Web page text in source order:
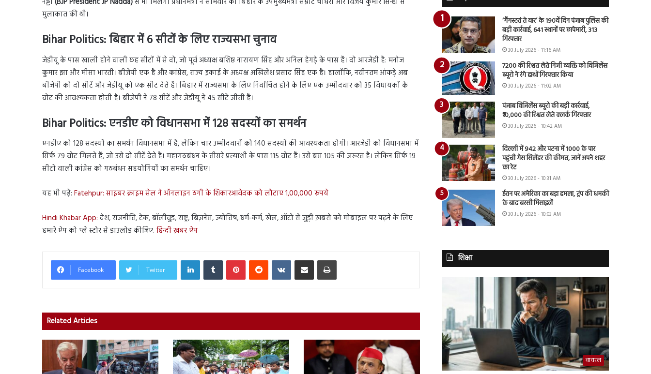
मुलाकात की थी।
Bihar Politics: बिहार में 6 सीटों के लिए राज्यसभा चुनाव
जेडीयू के पास खाली होने वाली छह सीटों में से दो, जो पूर्व अध्यक्ष बशिष्ठ नारायण सिंह और अनिल हेगड़े के पास हैं। दो आरजेडी हैं: मनोज
कुमार झा और मीसा भारती। बीजेपी एक है और कांग्रेस, राज्य इकाई के अध्यक्ष अखिलेश प्रसाद सिंह एक है। हालाँकि, नवीनतम आंकड़े अब
बीजेपी को दो सीटें और जेडीयू को एक सीट देते हैं। बिहार में राज्यसभा के लिए निर्वाचित होने के लिए एक उम्मीदवार को 35 विधायकों के
वोट की आवश्यकता होती है। बीजेपी ने 78 सीटें और जेडीयू ने 45 सीटें जीती हैं।
Bihar Politics:एनडीए को विधानसभा में 128 सदस्यों का समर्थन
एनडीए को 128 सदस्यों का समर्थन विधानसभा में है, लेकिन चार उम्मीदवारों को 140 सदस्यों की आवश्यकता होगी। आरजेडी को विधानसभा में
सिर्फ 79 वोट मिलते हैं, जो उसे दो सीटें देते हैं। महागठबंधन के तीसरे प्रत्याशी के पास 115 वोट हैं। उसे बस 105 की जरूरत है। लेकिन सिर्फ 19
सीटों वाली कांग्रेस को गठबंधन सहयोगियों का समर्थन चाहिए।
यह भी पढ़ें: Fatehpur: साइबर क्राइम सेल ने ऑनलाइन ठगी के शिकारआवेदक को लौटाए 1,00,000 रूपये
Hindi Khabar App: देश, राजनीति, टेक, बॉलीवुड, राष्ट्र, बिज़नेस, ज्योतिष, धर्म-कर्म, खेल, ऑटो से जुड़ी ख़बरो को मोबाइल पर पढ़ने के लिए
हमारे ऐप को प्ले स्टोर से डाउलोड कीजिए. हिन्दी ख़बर ऐप
Facebook Twitter
LinkedInTumblr PinterestReddit VKontakteShare via Email Print
Related Articles
‘गैंगस्टरां ते वार’ के 190वें दिन पंजाब पुलिस की
बड़ी कार्रवाई, 641 स्थानों पर छापेमारी, 313
गिरफ्तार
30 July 2026 - 11:16 AM
7200 की रिश्वत लेते निजी व्यक्ति को विजिलेंस
ब्यूरो ने रंगे हाथों गिरफ्तार किया
30 July 2026 - 11:02 AM
पंजाब विजिलेंस ब्यूरो की बड़ी कार्रवाई,
₹10,000 की रिश्वत लेते क्लर्क गिरफ्तार
30 July 2026 - 10:42 AM
दिल्ली में 942 और पटना में 1000 के पार
पहुंची गैस सिलेंडर की कीमत, जानें अपने शहर
का रेट
30 July 2026 - 10:31 AM
ईरान पर अमेरिका का बड़ा हमला, ट्रंप की धमकी
के बाद बरसी मिसाइलें
30 July 2026 - 10:03 AM
शिक्षा
वायरल